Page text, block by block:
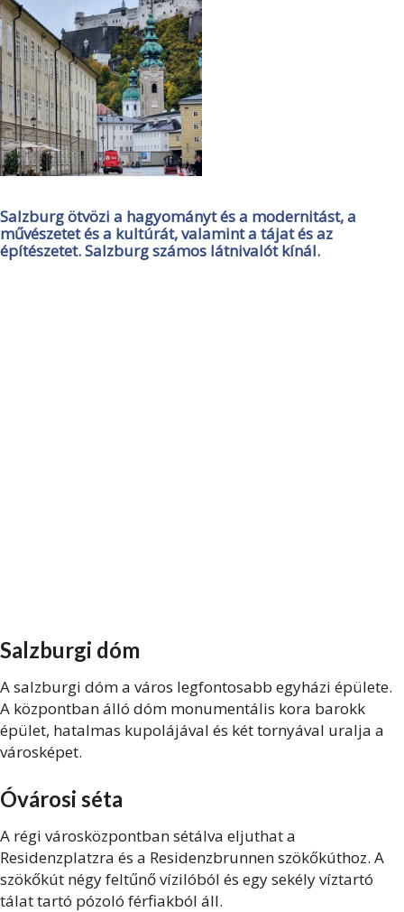
Salzburg ötvözi a hagyományt és a modernitást, a
művészetet és a kultúrát, valamint a tájat és az
építészetet. Salzburg számos látnivalót kínál.
Salzburgi dóm
A salzburgi dóm a város legfontosabb egyházi épülete.
A központban álló dóm monumentális kora barokk
épület, hatalmas kupolájával és két tornyával uralja a
városképet.
Óvárosi séta
A régi városközpontban sétálva eljuthat a
Residenzplatzra és a Residenzbrunnen szökőkúthoz. A
szökőkút négy feltűnő vízilóból és egy sekély víztartó
tálat tartó pózoló férfiakból áll.